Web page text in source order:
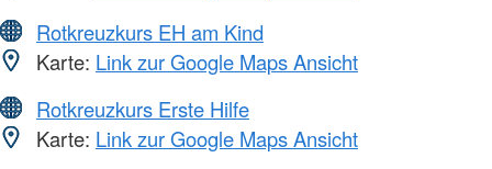
Rotkreuzkurs EH am Kind
Karte: Link zur Google Maps Ansicht
Rotkreuzkurs Erste Hilfe
Karte: Link zur Google Maps Ansicht